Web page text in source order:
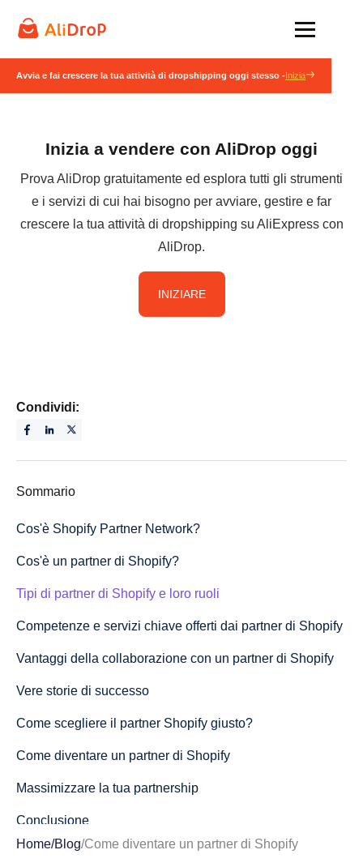
Avvia e fai crescere la tua attività di dropshipping oggi stesso -Inizia
Inizia a vendere con AliDrop oggi
Prova AliDrop gratuitamente ed esplora tutti gli strumenti
e i servizi di cui hai bisogno per avviare, gestire e far
crescere la tua attività di dropshipping su AliExpress con
AliDrop.
INIZIARE
Condividi:
Sommario
Cos'è Shopify Partner Network?
Cos'è un partner di Shopify?
Tipi di partner di Shopify e loro ruoli
Competenze e servizi chiave offerti dai partner di Shopify
Vantaggi della collaborazione con un partner di Shopify
Vere storie di successo
Come scegliere il partner Shopify giusto?
Come diventare un partner di Shopify
Massimizzare la tua partnership
Conclusione
Domande frequenti su come diventare un partner di
Home/Blog/Come diventare un partner di Shopify